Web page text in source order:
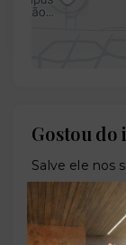
Gostou do
Salve ele nos
com alguém